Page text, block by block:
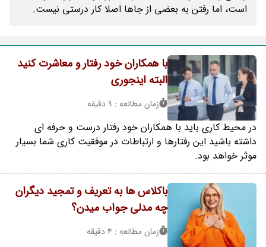
است، اما رفتن به بعضی از جاها اصلا کار درستی نیست.
با همکاران خود رفتار و معاشرت کنید
البته اینجوری
زمان مطالعه : 9 دقیقه
در محیط کاری باید با همکاران خود رفتار درست و حرفه ای
داشته باشید این رفتارها و ارتباطات در موفقیت کاری شما بسیار
موثر خواهد بود.
باکلاس ها به تعریف و تمجید دیگران
چه مدلی جواب میدن؟
زمان مطالعه : 4 دقیقه